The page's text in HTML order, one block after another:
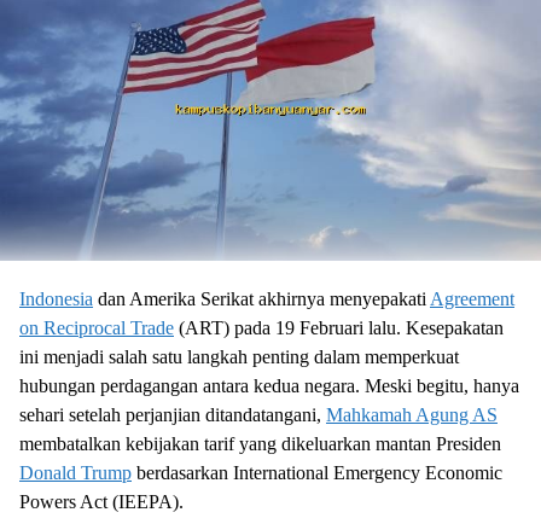
Indonesia dan Amerika Serikat akhirnya menyepakati Agreement
on Reciprocal Trade (ART) pada 19 Februari lalu. Kesepakatan
ini menjadi salah satu langkah penting dalam memperkuat
hubungan perdagangan antara kedua negara. Meski begitu, hanya
sehari setelah perjanjian ditandatangani, Mahkamah Agung AS
membatalkan kebijakan tarif yang dikeluarkan mantan Presiden
Donald Trump berdasarkan International Emergency Economic
Powers Act (IEEPA).